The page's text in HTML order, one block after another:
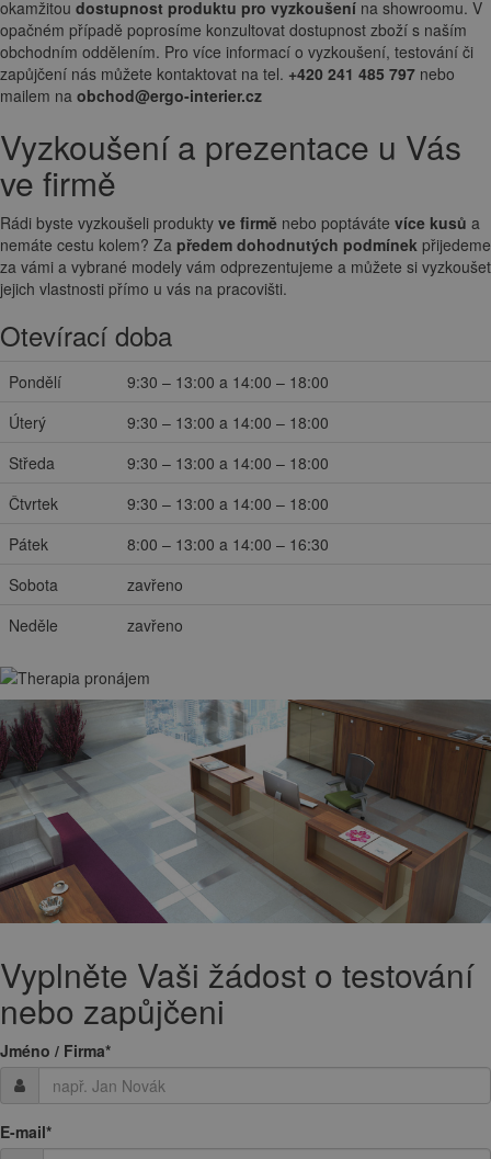
okamžitou dostupnost produktu pro vyzkoušení na showroomu. V
opačném případě poprosíme konzultovat dostupnost zboží s naším
obchodním oddělením. Pro více informací o vyzkoušení, testování či
zapůjčení nás můžete kontaktovat na tel. +420 241 485 797 nebo
mailem na obchod@ergo-interier.cz
Vyzkoušení a prezentace u Vás
ve firmě
Rádi byste vyzkoušeli produkty ve firmě nebo poptáváte více kusů a
nemáte cestu kolem? Za předem dohodnutých podmínek přijedeme
za vámi a vybrané modely vám odprezentujeme a můžete si vyzkoušet
jejich vlastnosti přímo u vás na pracovišti.
Otevírací doba
Pondělí
9:30 – 13:00 a 14:00 – 18:00
Úterý
9:30 – 13:00 a 14:00 – 18:00
Středa
9:30 – 13:00 a 14:00 – 18:00
Čtvrtek
9:30 – 13:00 a 14:00 – 18:00
Pátek
8:00 – 13:00 a 14:00 – 16:30
Sobota
zavřeno
Neděle
zavřeno
Vyplněte Vaši žádost o testování
nebo zapůjčeni
Jméno / Firma*
E-mail*